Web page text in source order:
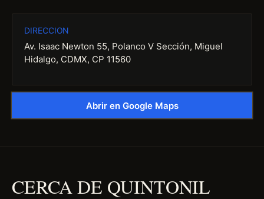
DIRECCION
Av. Isaac Newton 55, Polanco V Sección, Miguel
Hidalgo, CDMX, CP 11560
Abrir en Google Maps
CERCA DE QUINTONIL